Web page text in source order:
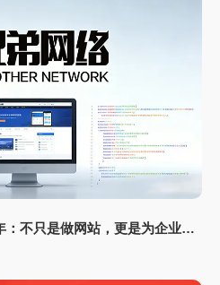
：不只是做网站，更是为企业打